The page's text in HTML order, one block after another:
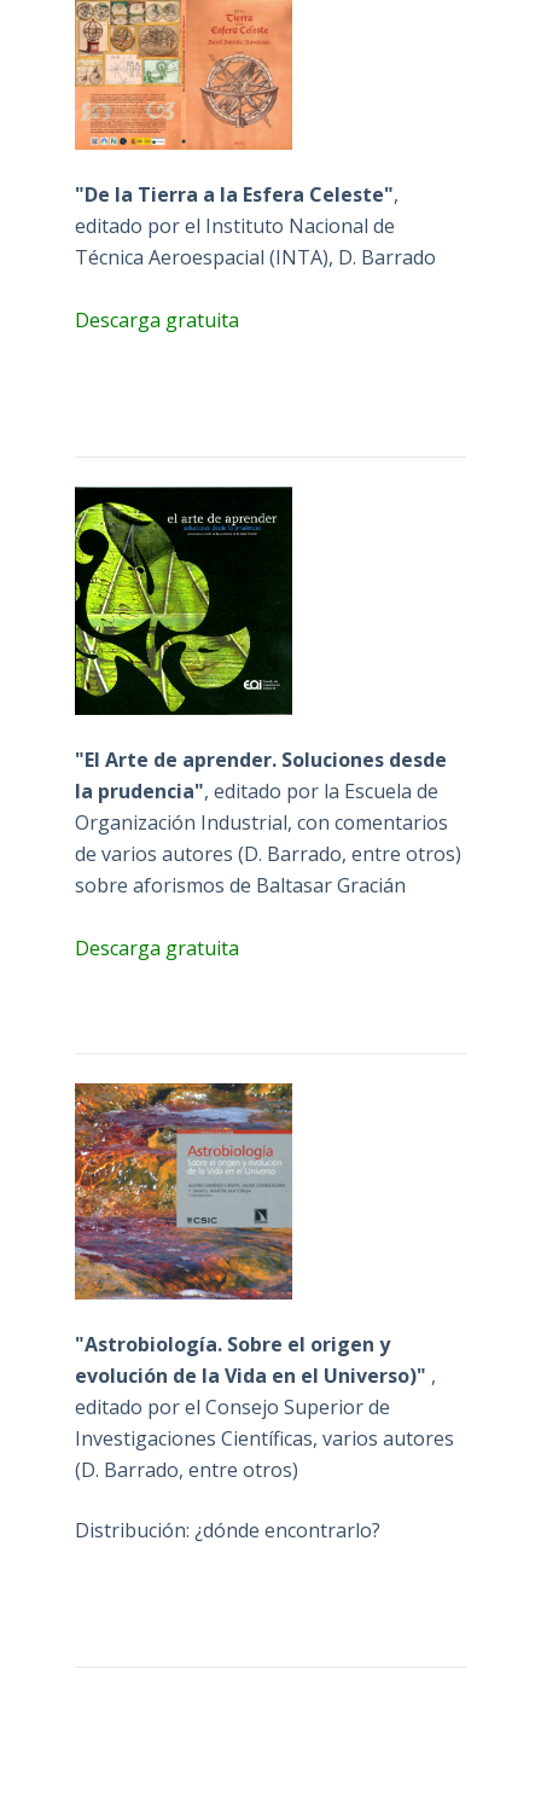
"De la Tierra a la Esfera Celeste",
editado por el Instituto Nacional de
Técnica Aeroespacial (INTA), D. Barrado
Descarga gratuita
"El Arte de aprender. Soluciones desde
la prudencia", editado por la Escuela de
Organización Industrial, con comentarios
de varios autores (D. Barrado, entre otros)
sobre aforismos de Baltasar Gracián
Descarga gratuita
"Astrobiología. Sobre el origen y
evolución de la Vida en el Universo)" ,
editado por el Consejo Superior de
Investigaciones Científicas, varios autores
(D. Barrado, entre otros)
Distribución: ¿dónde encontrarlo?